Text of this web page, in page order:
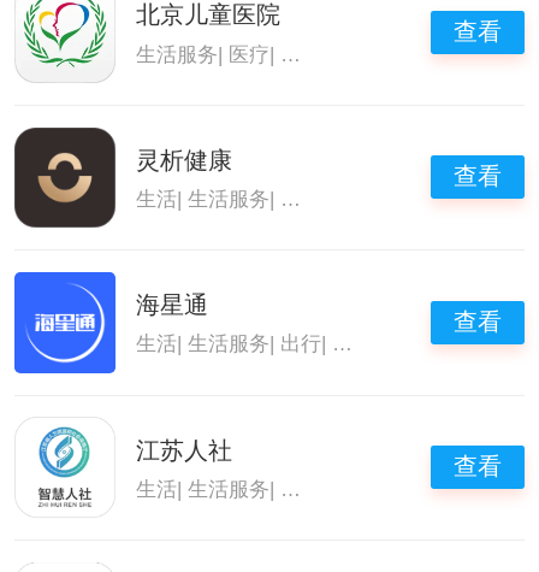
北京儿童医院
生活服务| 医疗| 医院挂号软件 便民生活
查看
灵析健康
生活|生活服务| 智能健康软件 健康养生软
查看
海星通
生活 |生活服务 出行 出行必备
查看
江苏人社
生活|生活服务| 生活必备的手机软件|便民
查看